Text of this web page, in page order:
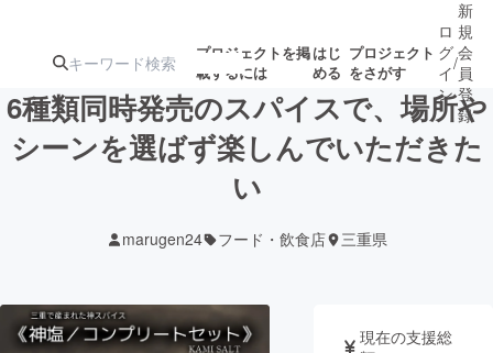
プロジェクトを掲
載するには
はじ
める
プロジェクト
をさがす
注目の新着プロ
ロ
グ
イ
ン
/
新
規
会
員
登
録
6種類同時発売のスパイスで、場所や
シーンを選ばず楽しんでいただきた
い
marugen24 フード・飲食店 三重県
現在の支援総